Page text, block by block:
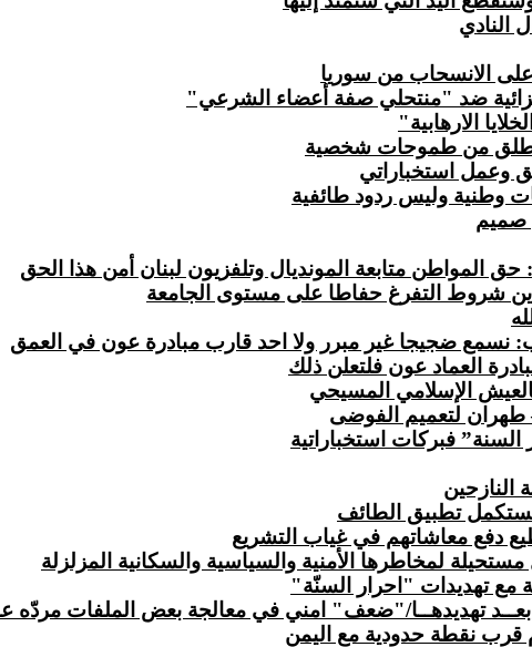
النادي
على الانسحاب من سوريا
ضد "منتحلي صفة أعضاء الشرعي"
الارهابية"
ينطلق من طموحات شخصية
وعمل استخباراتي
وطنية وليس ردود طائفية
صميم
متابعة المونديال وتلفزيون لبنان أمن هذا الحق
شروط التفرغ حفاطا على مستوى الجامعة
نسمع ضجيجا غير مبرر ولا احد قارب مبادرة عون في العمق
العماد عون فلتعلن ذلك
الإسلامي المسيحي
لتعميم الفوضى
فبركات استخباراتية
تطبيق الطائف
دفع معاشاتهم في غياب التشريع
لمخاطرها الأمنية والسياسية والسكانية المزلزلة
مع تهديدات "احرار السنّة"
تهديدهــا/"ضعف" امني في معالجة بعض الملفات مردّه
نقطة حدودية مع اليمن